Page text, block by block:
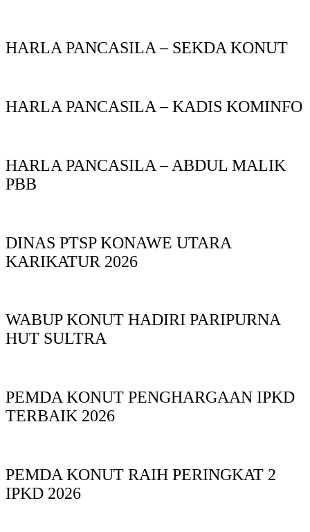
HARLA PANCASILA – SEKDA KONUT
HARLA PANCASILA – KADIS KOMINFO
HARLA PANCASILA – ABDUL MALIK
PBB
DINAS PTSP KONAWE UTARA
KARIKATUR 2026
WABUP KONUT HADIRI PARIPURNA
HUT SULTRA
PEMDA KONUT PENGHARGAAN IPKD
TERBAIK 2026
PEMDA KONUT RAIH PERINGKAT 2
IPKD 2026